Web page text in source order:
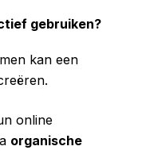
gebruiken?
kan een
online
organische